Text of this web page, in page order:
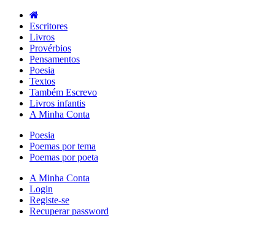
Escritores
Livros
Provérbios
Pensamentos
Poesia
Textos
Também Escrevo
Livros infantis
A Minha Conta
Poesia
Poemas por tema
Poemas por poeta
A Minha Conta
Login
Registe-se
Recuperar password